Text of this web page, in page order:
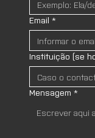
Email *
Instituição (se
Mensagem *